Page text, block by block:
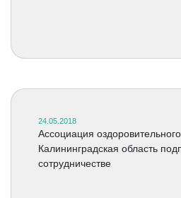
24.05.2018
Ассоциация
Калининградская область
сотрудничестве